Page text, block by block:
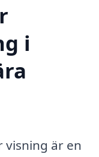
i
är en